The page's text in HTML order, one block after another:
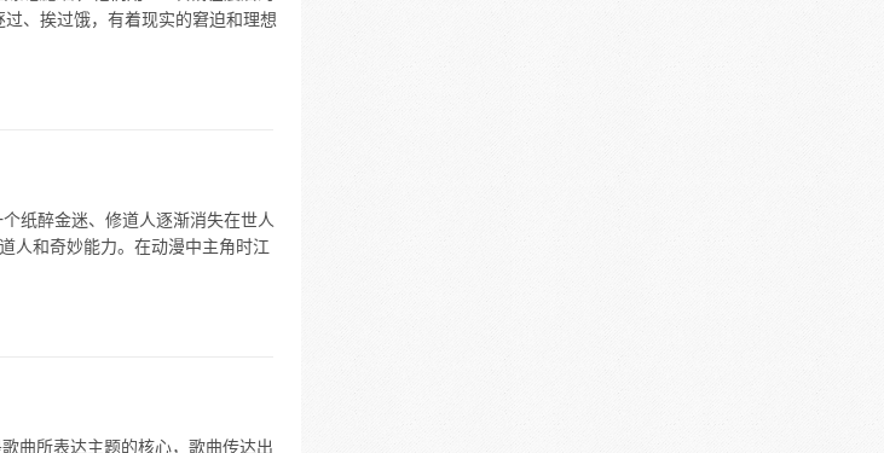
、挨过饿，有着现实的窘迫和理想
纸醉金迷、修道人逐渐消失在世人
人和奇妙能力。在动漫中主角时江
曲所表达主题的核心，歌曲传达出